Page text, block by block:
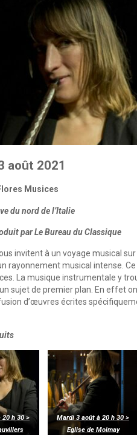
août 2021
Musices
du nord de l’Italie
par Le Bureau du Classique
invitent à un voyage musical
rayonnement musical intense.
La musique instrumentale y
sujet de premier plan. En effet
d’œuvres écrites
20 h 30 >
Mardi 3 août à 20 h 30 >
Eglise de Moimay